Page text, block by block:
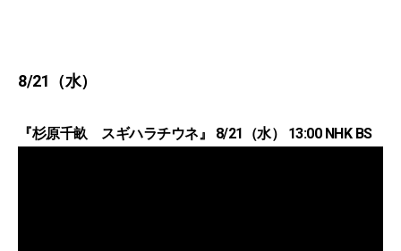
8/21（水）
『杉原千畝 スギハラチウネ』 8/21（水） 13:00 NHK BS